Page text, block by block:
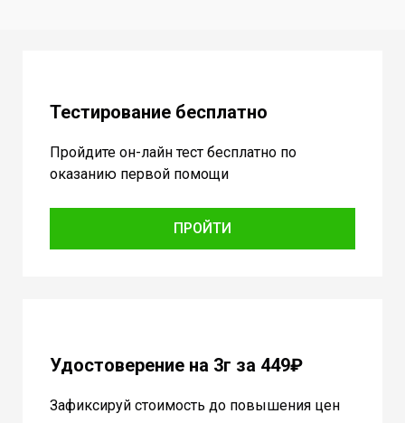
Тестирование бесплатно
Пройдите он-лайн тест бесплатно по
оказанию первой помощи
ПРОЙТИ
Удостоверение на 3г за 449₽
Зафиксируй стоимость до повышения цен